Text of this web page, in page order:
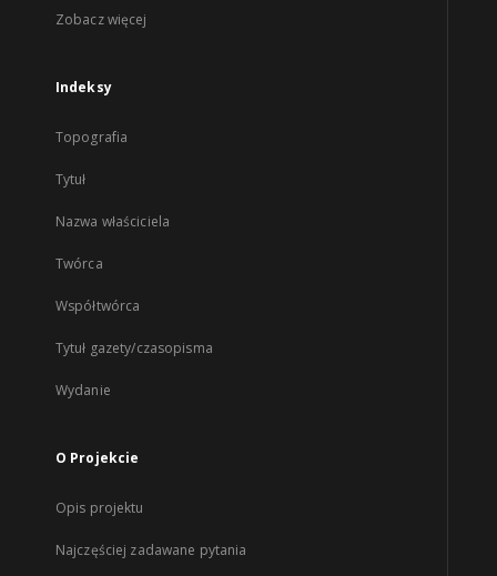
Zobacz więcej
Indeksy
Topografia
Tytuł
Nazwa właściciela
Twórca
Współtwórca
Tytuł gazety/czasopisma
Wydanie
O Projekcie
Opis projektu
Najczęściej zadawane pytania